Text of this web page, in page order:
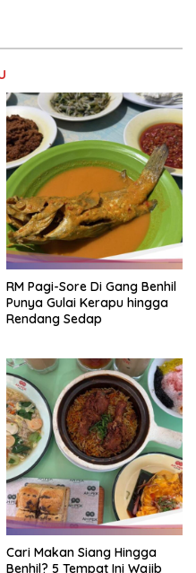
RM Pagi-Sore Di Gang Benhil
Punya Gulai Kerapu hingga
Rendang Sedap
Cari Makan Siang Hingga
Benhil? 5 Tempat Ini Wajib